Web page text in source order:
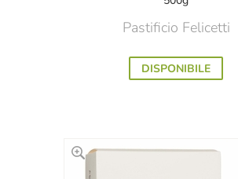
Pastificio Felicetti
DISPONIBILE